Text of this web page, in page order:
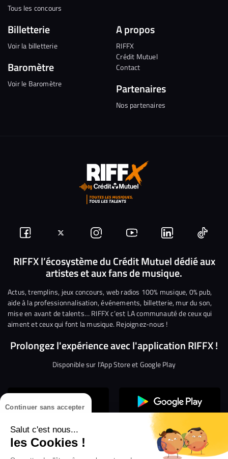
Continuer sans accepter
Salut c'est nous...
les Cookies !
Tous les concours
Billetterie
Voir la billetterie
Baromètre
Voir le Baromètre
A propos
RIFFX
Crédit Mutuel
Contact
Partenaires
Nos partenaires
Suivez-
nous
Facebook
Suivez-
nous
sur
Twitter
Nous
rejoindre
sur
Instagram
Nous
rejoindre
sur
YouTube
Nous
rejoindre
sur
Linkedin
Nous
RIFFX l’écosystème du Crédit Mutuel dédié aux
artistes et aux fans de musique.
Actus, tremplins, jeux concours, web radios 100% musique, 0% pub,
aide à la professionnalisation, événements, billetterie, mur du son,
mise en avant de talents… RIFFX c’est LA communauté de ceux qui
aiment et ceux qui font la musique. Rejoignez-nous !
Prolongez l'expérience avec l'application RIFFX !
Disponible sur l'App Store et Google Play